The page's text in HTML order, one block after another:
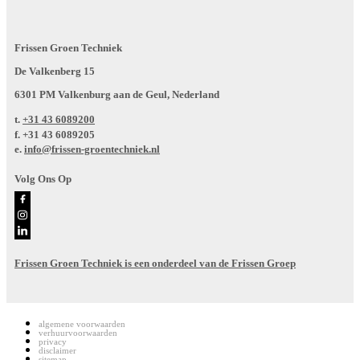
Frissen Groen Techniek
De Valkenberg 15
6301 PM Valkenburg aan de Geul, Nederland
t. +31 43 6089200
f. +31 43 6089205
e. info@frissen-groentechniek.nl
Volg Ons Op
Frissen Groen Techniek is een onderdeel van de Frissen Groep
algemene voorwaarden
verhuurvoorwaarden
privacy
disclaimer